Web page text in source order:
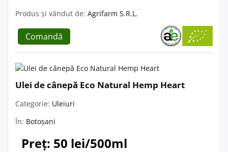
Produs și vândut de: Agrifarm S.R.L.
Comandă
Ulei de cânepă Eco Natural Hemp Heart
Categorie: Uleiuri
În: Botoșani
Preț: 50 lei/500ml